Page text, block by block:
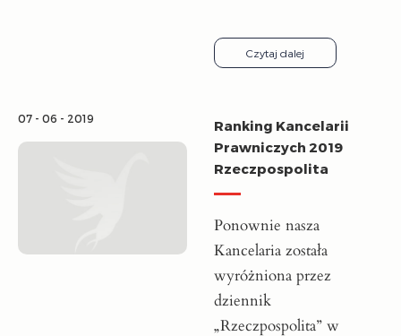
Czytaj dalej
07 - 06 - 2019
Ranking Kancelarii
Prawniczych 2019
Rzeczpospolita
Ponownie nasza
Kancelaria została
wyróżniona przez
dziennik
„Rzeczpospolita” w